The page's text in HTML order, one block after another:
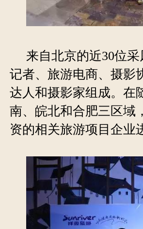
来自北京的近30位
记者、旅游电商、摄影
达人和摄影家组成。在
南、皖北和合肥三区域
资的相关旅游项目企业